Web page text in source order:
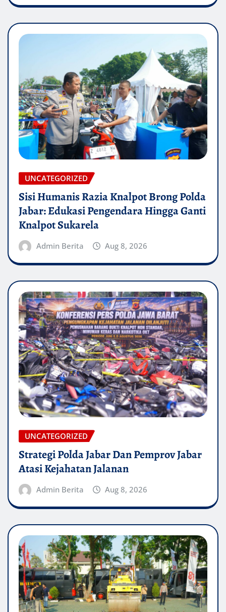
UNCATEGORIZED
Sisi Humanis Razia Knalpot Brong Polda
Jabar: Edukasi Pengendara Hingga Ganti
Knalpot Sukarela
Admin Berita Aug 8, 2026
UNCATEGORIZED
Strategi Polda Jabar Dan Pemprov Jabar
Atasi Kejahatan Jalanan
Admin Berita Aug 8, 2026